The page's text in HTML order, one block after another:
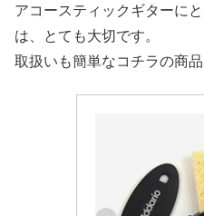
アコースティックギターに
は、とても大切です。
取扱いも簡単なコチラの商品